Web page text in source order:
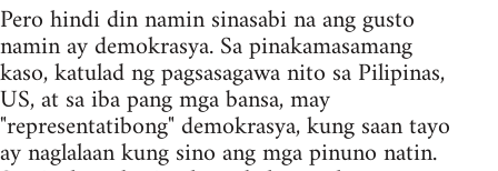
Pero hindi din namin sinasabi na ang gusto
namin ay demokrasya. Sa pinakamasamang
kaso, katulad ng pagsasagawa nito sa Pilipinas,
US, at sa iba pang mga bansa, may
"representatibong" demokrasya, kung saan tayo
ay naglalaan kung sino ang mga pinuno natin.